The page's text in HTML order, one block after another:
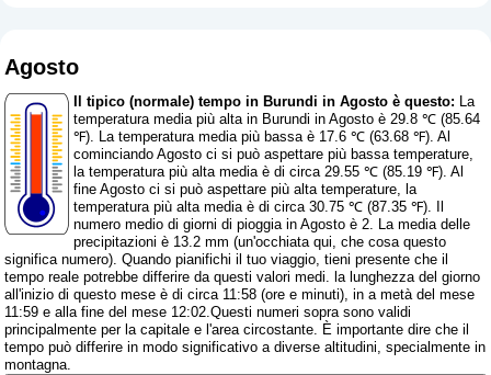
Agosto
Il tipico (normale) tempo in Burundi in Agosto è questo: La
temperatura media più alta in Burundi in Agosto è 29.8 ℃ (85.64
℉). La temperatura media più bassa è 17.6 ℃ (63.68 ℉). Al
cominciando Agosto ci si può aspettare più bassa temperature,
la temperatura più alta media è di circa 29.55 ℃ (85.19 ℉). Al
fine Agosto ci si può aspettare più alta temperature, la
temperatura più alta media è di circa 30.75 ℃ (87.35 ℉). Il
numero medio di giorni di pioggia in Agosto è 2. La media delle
precipitazioni è 13.2 mm (un'occhiata qui, che cosa questo
significa numero). Quando pianifichi il tuo viaggio, tieni presente che il
tempo reale potrebbe differire da questi valori medi. la lunghezza del giorno
all'inizio di questo mese è di circa 11:58 (ore e minuti), in a metà del mese
11:59 e alla fine del mese 12:02.Questi numeri sopra sono validi
principalmente per la capitale e l'area circostante. È importante dire che il
tempo può differire in modo significativo a diverse altitudini, specialmente in
montagna.